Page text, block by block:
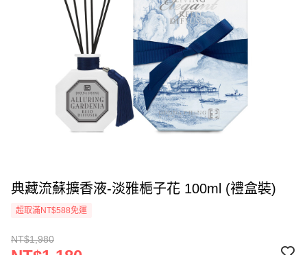
典藏流蘇擴香液-淡雅梔子花 100ml (禮盒裝)
超取滿NT$588免運
NT$1,980